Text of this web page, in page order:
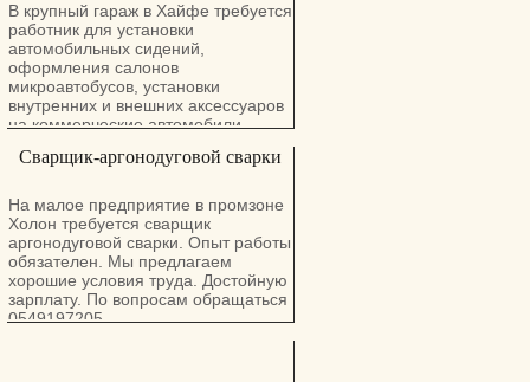
В крупный гараж в Хайфе требуется
работник для установки
автомобильных сидений,
оформления салонов
микроавтобусов, установки
внутренних и внешних аксессуаров
на коммерческие автомобили .
и базовые столярно-слесарные
Офис: 04-8557387
Сварщик-аргонодуговой сварки
На малое предприятие в промзоне
Холон требуется сварщик
аргонодуговой сварки. Опыт работы
обязателен. Мы предлагаем
хорошие условия труда. Достойную
зарплату. По вопросам обращаться
0549197205